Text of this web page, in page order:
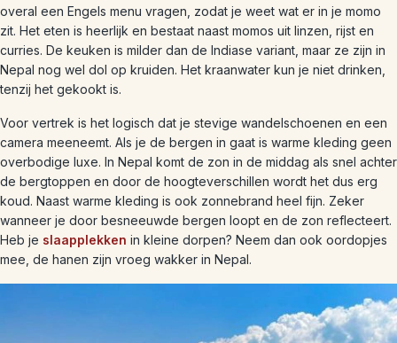
overal een Engels menu vragen, zodat je weet wat er in je momo
zit. Het eten is heerlijk en bestaat naast momos uit linzen, rijst en
curries. De keuken is milder dan de Indiase variant, maar ze zijn in
Nepal nog wel dol op kruiden. Het kraanwater kun je niet drinken,
tenzij het gekookt is.
Voor vertrek is het logisch dat je stevige wandelschoenen en een
camera meeneemt. Als je de bergen in gaat is warme kleding geen
overbodige luxe. In Nepal komt de zon in de middag als snel achter
de bergtoppen en door de hoogteverschillen wordt het dus erg
koud. Naast warme kleding is ook zonnebrand heel fijn. Zeker
wanneer je door besneeuwde bergen loopt en de zon reflecteert.
Heb je slaapplekken in kleine dorpen? Neem dan ook oordopjes
mee, de hanen zijn vroeg wakker in Nepal.